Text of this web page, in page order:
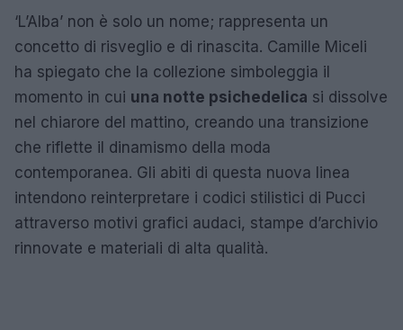
‘L’Alba’ non è solo un nome; rappresenta un
concetto di risveglio e di rinascita. Camille Miceli
ha spiegato che la collezione simboleggia il
momento in cui una notte psichedelica si dissolve
nel chiarore del mattino, creando una transizione
che riflette il dinamismo della moda
contemporanea. Gli abiti di questa nuova linea
intendono reinterpretare i codici stilistici di Pucci
attraverso motivi grafici audaci, stampe d’archivio
rinnovate e materiali di alta qualità.